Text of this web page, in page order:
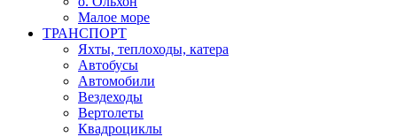
Малое море
ТРАНСПОРТ
Яхты, теплоходы, катера
Автобусы
Автомобили
Вездеходы
Вертолеты
Квадроциклы